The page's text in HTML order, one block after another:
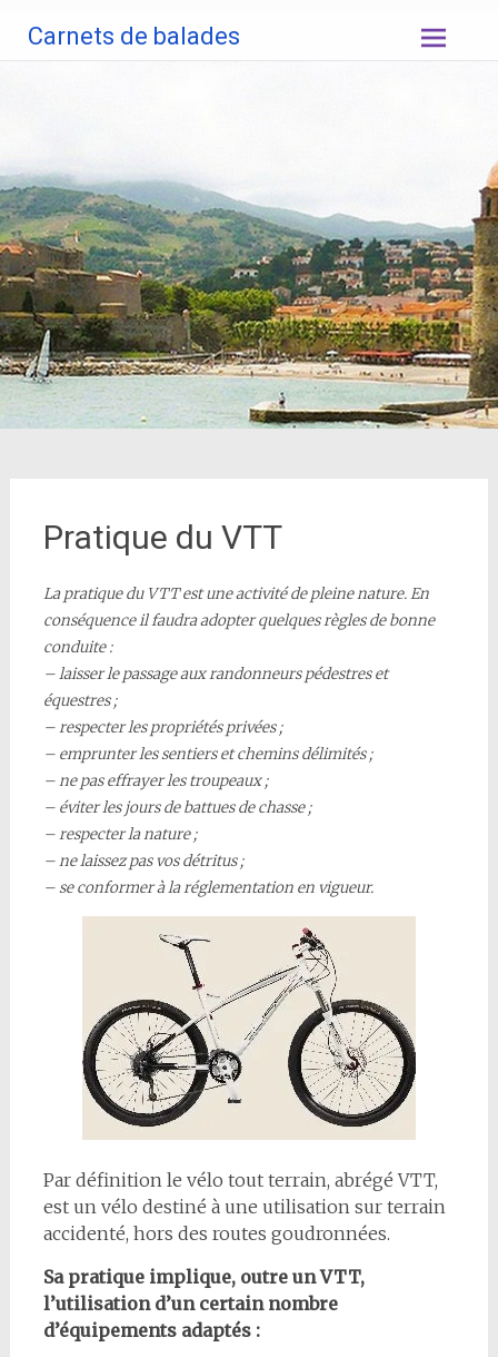
contenu
Carnets de balades
Pratique du VTT
La pratique du VTT est une activité de pleine nature. En
conséquence il faudra adopter quelques règles de bonne
conduite :
– laisser le passage aux randonneurs pédestres et
équestres ;
– respecter les propriétés privées ;
– emprunter les sentiers et chemins délimités ;
– ne pas effrayer les troupeaux ;
– éviter les jours de battues de chasse ;
– respecter la nature ;
– ne laissez pas vos détritus ;
– se conformer à la réglementation en vigueur.
Par définition le vélo tout terrain, abrégé VTT,
est un vélo destiné à une utilisation sur terrain
accidenté, hors des routes goudronnées.
Sa pratique implique, outre un VTT,
l’utilisation d’un certain nombre
d’équipements adaptés :